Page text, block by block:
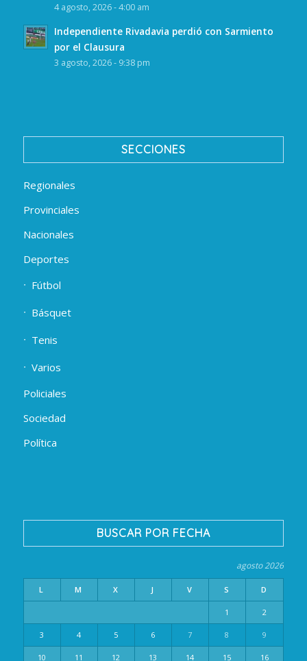
4 agosto, 2026 - 4:00 am
Independiente Rivadavia perdió con Sarmiento
por el Clausura
3 agosto, 2026 - 9:38 pm
SECCIONES
Regionales
Provinciales
Nacionales
Deportes
Fútbol
Básquet
Tenis
Varios
Policiales
Sociedad
Política
BUSCAR POR FECHA
agosto 2026
L M X J V S D
1 2
3 4 5 6 7 8 9
10 11 12 13 14 15 16